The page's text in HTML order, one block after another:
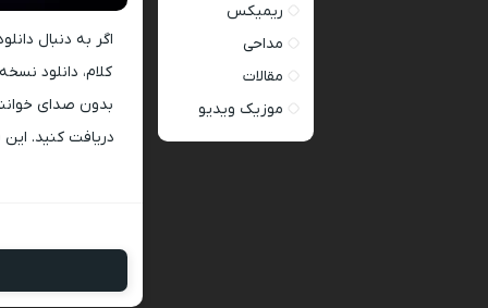
اگر به دنبال
کلام، دانلود
بدون صدای
دریافت کنید. این
ریمیکس
مداحی
مقالات
موزیک ویدیو